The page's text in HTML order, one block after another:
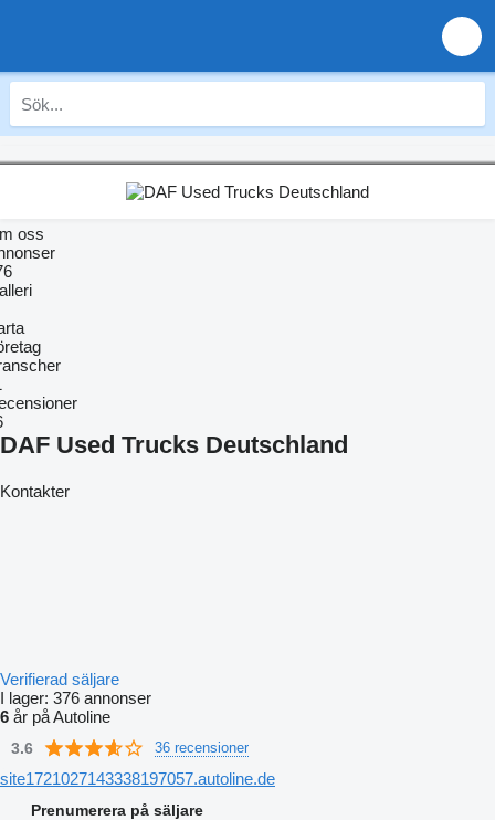
oss
DAF Used Trucks Deutschland
Kontakter
Verifierad säljare
I lager: 376 annonser
6 år på Autoline
3.6 36 recensioner
site1721027143338197057.autoline.de
Prenumerera på säljare